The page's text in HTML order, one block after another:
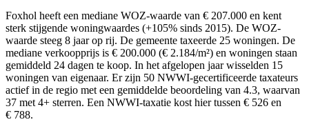
Foxhol heeft een mediane WOZ-waarde van € 207.000 en kent
sterk stijgende woningwaardes (+105% sinds 2015). De WOZ-
waarde steeg 8 jaar op rij. De gemeente taxeerde 25 woningen. De
mediane verkoopprijs is € 200.000 (€ 2.184/m²) en woningen staan
gemiddeld 24 dagen te koop. In het afgelopen jaar wisselden 15
woningen van eigenaar. Er zijn 50 NWWI-gecertificeerde taxateurs
actief in de regio met een gemiddelde beoordeling van 4.3, waarvan
37 met 4+ sterren. Een NWWI-taxatie kost hier tussen € 526 en
€ 788.